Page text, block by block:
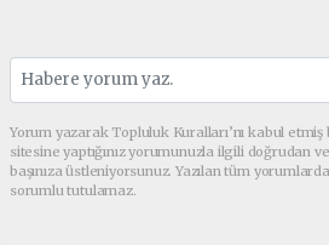
Yorum yazarak Topluluk Kuralları’nı kabul
sitesine yaptığınız yorumunuzla ilgili doğrudan
başınıza üstleniyorsunuz. Yazılan tüm
sorumlu tutulamaz.